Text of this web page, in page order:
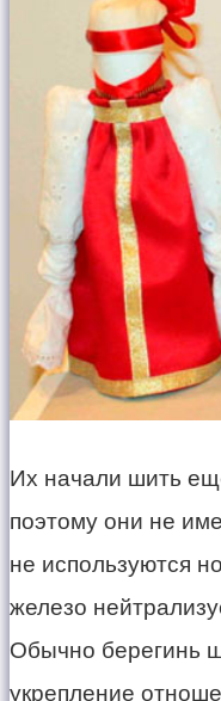
​Их начали шить
поэтому они не
не используются
железо
Обычно берегинь
укрепление